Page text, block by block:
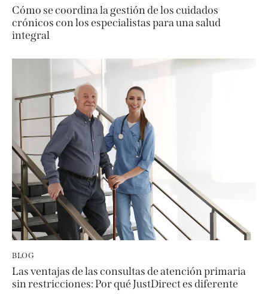
Cómo se coordina la gestión de los cuidados
crónicos con los especialistas para una salud
integral
BLOG
Las ventajas de las consultas de atención primaria
sin restricciones: Por qué JustDirect es diferente